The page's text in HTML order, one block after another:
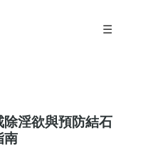
☰
淫欲與預防結石
南